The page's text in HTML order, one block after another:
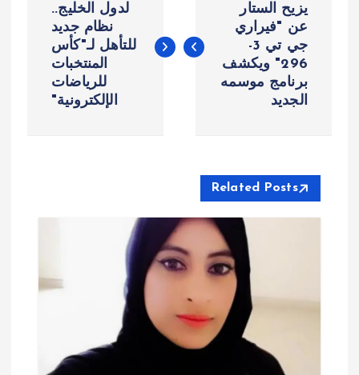
ص
م
يزيح الستار
عن "فيراري
جي تي 3-
296" ويكشف
برنامج موسمه
الجديد
لدول الخليج..
نظام جديد
للتأهل لـ"كأس
المنتخبات
للرياضات
الإلكترونية"
Related Posts